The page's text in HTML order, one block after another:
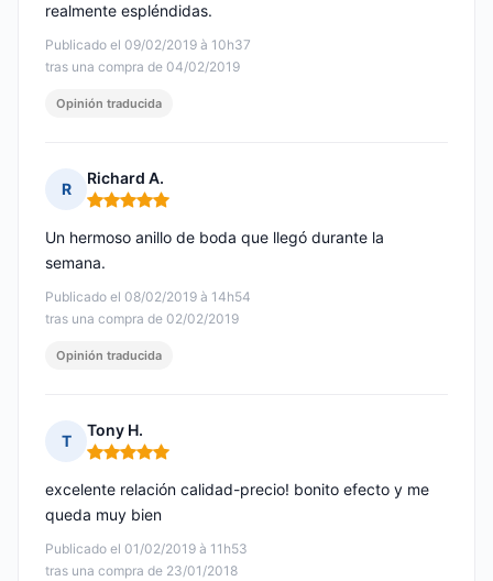
Publicado el 09/02/2019 à 10h37
tras una compra de 04/02/2019
realmente espléndidas.
Opinión traducida
R
Richard A.
Nota: 5 de 5
Publicado el 08/02/2019 à 14h54
tras una compra de 02/02/2019
Un hermoso anillo de boda que llegó durante la
semana.
Opinión traducida
T
Tony H.
Nota: 5 de 5
Publicado el 01/02/2019 à 11h53
tras una compra de 23/01/2018
excelente relación calidad-precio! bonito efecto y me
queda muy bien